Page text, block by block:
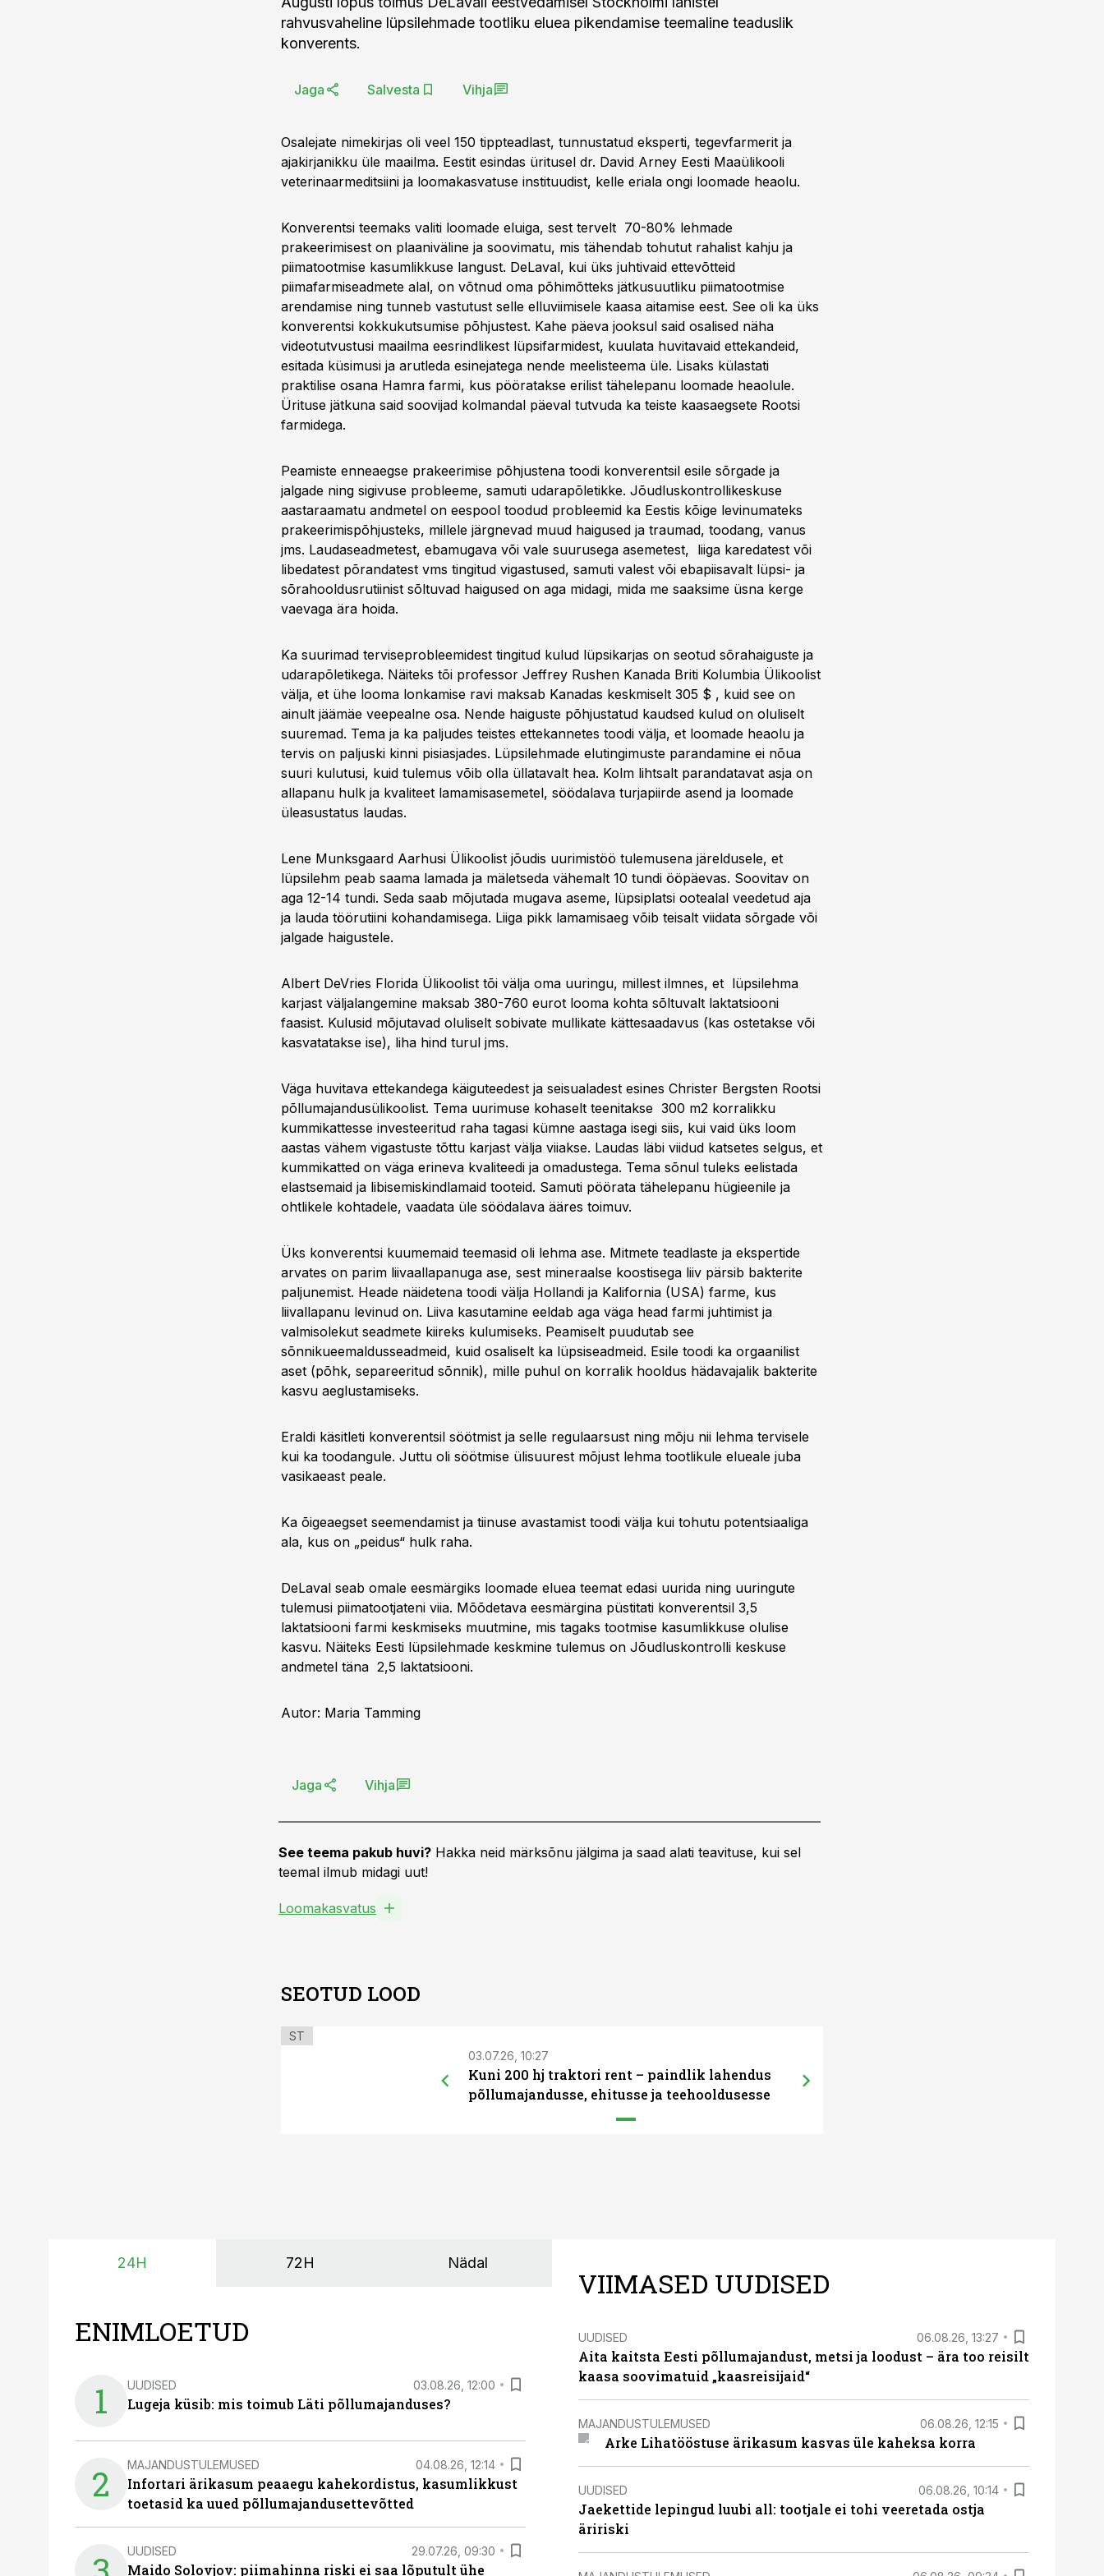
rahvusvaheline lüpsilehmade tootliku eluea pikendamise teemaline teaduslik
konverents.
Jaga Salvesta Vihja
Osalejate nimekirjas oli veel 150 tippteadlast, tunnustatud eksperti, tegevfarmerit ja
ajakirjanikku üle maailma. Eestit esindas üritusel dr. David Arney Eesti Maaülikooli
veterinaarmeditsiini ja loomakasvatuse instituudist, kelle eriala ongi loomade heaolu.
Konverentsi teemaks valiti loomade eluiga, sest tervelt 70-80% lehmade
prakeerimisest on plaaniväline ja soovimatu, mis tähendab tohutut rahalist kahju ja
piimatootmise kasumlikkuse langust. DeLaval, kui üks juhtivaid ettevõtteid
piimafarmiseadmete alal, on võtnud oma põhimõtteks jätkusuutliku piimatootmise
arendamise ning tunneb vastutust selle elluviimisele kaasa aitamise eest. See oli ka üks
konverentsi kokkukutsumise põhjustest. Kahe päeva jooksul said osalised näha
videotutvustusi maailma eesrindlikest lüpsifarmidest, kuulata huvitavaid ettekandeid,
esitada küsimusi ja arutleda esinejatega nende meelisteema üle. Lisaks külastati
praktilise osana Hamra farmi, kus pööratakse erilist tähelepanu loomade heaolule.
Ürituse jätkuna said soovijad kolmandal päeval tutvuda ka teiste kaasaegsete Rootsi
farmidega.
Peamiste enneaegse prakeerimise põhjustena toodi konverentsil esile sõrgade ja
jalgade ning sigivuse probleeme, samuti udarapõletikke. Jõudluskontrollikeskuse
aastaraamatu andmetel on eespool toodud probleemid ka Eestis kõige levinumateks
prakeerimispõhjusteks, millele järgnevad muud haigused ja traumad, toodang, vanus
jms. Laudaseadmetest, ebamugava või vale suurusega asemetest, liiga karedatest või
libedatest põrandatest vms tingitud vigastused, samuti valest või ebapiisavalt lüpsi- ja
sõrahooldusrutiinist sõltuvad haigused on aga midagi, mida me saaksime üsna kerge
vaevaga ära hoida.
Ka suurimad terviseprobleemidest tingitud kulud lüpsikarjas on seotud sõrahaiguste ja
udarapõletikega. Näiteks tõi professor Jeffrey Rushen Kanada Briti Kolumbia Ülikoolist
välja, et ühe looma lonkamise ravi maksab Kanadas keskmiselt 305 $ , kuid see on
ainult jäämäe veepealne osa. Nende haiguste põhjustatud kaudsed kulud on oluliselt
suuremad. Tema ja ka paljudes teistes ettekannetes toodi välja, et loomade heaolu ja
tervis on paljuski kinni pisiasjades. Lüpsilehmade elutingimuste parandamine ei nõua
suuri kulutusi, kuid tulemus võib olla üllatavalt hea. Kolm lihtsalt parandatavat asja on
allapanu hulk ja kvaliteet lamamisasemetel, söödalava turjapiirde asend ja loomade
üleasustatus laudas.
Lene Munksgaard Aarhusi Ülikoolist jõudis uurimistöö tulemusena järeldusele, et
lüpsilehm peab saama lamada ja mäletseda vähemalt 10 tundi ööpäevas. Soovitav on
aga 12-14 tundi. Seda saab mõjutada mugava aseme, lüpsiplatsi ootealal veedetud aja
ja lauda töörutiini kohandamisega. Liiga pikk lamamisaeg võib teisalt viidata sõrgade või
jalgade haigustele.
Albert DeVries Florida Ülikoolist tõi välja oma uuringu, millest ilmnes, et lüpsilehma
karjast väljalangemine maksab 380-760 eurot looma kohta sõltuvalt laktatsiooni
faasist. Kulusid mõjutavad oluliselt sobivate mullikate kättesaadavus (kas ostetakse või
kasvatatakse ise), liha hind turul jms.
Väga huvitava ettekandega käiguteedest ja seisualadest esines Christer Bergsten Rootsi
põllumajandusülikoolist. Tema uurimuse kohaselt teenitakse 300 m2 korralikku
kummikattesse investeeritud raha tagasi kümne aastaga isegi siis, kui vaid üks loom
aastas vähem vigastuste tõttu karjast välja viiakse. Laudas läbi viidud katsetes selgus, et
kummikatted on väga erineva kvaliteedi ja omadustega. Tema sõnul tuleks eelistada
elastsemaid ja libisemiskindlamaid tooteid. Samuti pöörata tähelepanu hügieenile ja
ohtlikele kohtadele, vaadata üle söödalava ääres toimuv.
Üks konverentsi kuumemaid teemasid oli lehma ase. Mitmete teadlaste ja ekspertide
arvates on parim liivaallapanuga ase, sest mineraalse koostisega liiv pärsib bakterite
paljunemist. Heade näidetena toodi välja Hollandi ja Kalifornia (USA) farme, kus
liivallapanu levinud on. Liiva kasutamine eeldab aga väga head farmi juhtimist ja
valmisolekut seadmete kiireks kulumiseks. Peamiselt puudutab see
sõnnikueemaldusseadmeid, kuid osaliselt ka lüpsiseadmeid. Esile toodi ka orgaanilist
aset (põhk, separeeritud sõnnik), mille puhul on korralik hooldus hädavajalik bakterite
kasvu aeglustamiseks.
Eraldi käsitleti konverentsil söötmist ja selle regulaarsust ning mõju nii lehma tervisele
kui ka toodangule. Juttu oli söötmise ülisuurest mõjust lehma tootlikule elueale juba
vasikaeast peale.
Ka õigeaegset seemendamist ja tiinuse avastamist toodi välja kui tohutu potentsiaaliga
ala, kus on „peidus“ hulk raha.
DeLaval seab omale eesmärgiks loomade eluea teemat edasi uurida ning uuringute
tulemusi piimatootjateni viia. Mõõdetava eesmärgina püstitati konverentsil 3,5
laktatsiooni farmi keskmiseks muutmine, mis tagaks tootmise kasumlikkuse olulise
kasvu. Näiteks Eesti lüpsilehmade keskmine tulemus on Jõudluskontrolli keskuse
andmetel täna 2,5 laktatsiooni.
Autor: Maria Tamming
Jaga Vihja
See teema pakub huvi? Hakka neid märksõnu jälgima ja saad alati teavituse, kui sel
teemal ilmub midagi uut!
Loomakasvatus
SEOTUD LOOD
ST
03.07.26, 10:27
Kuni 200 hj traktori rent – paindlik lahendus
põllumajandusse, ehitusse ja teehooldusesse
24H 72H Nädal
ENIMLOETUD
1 UUDISED 03.08.26, 12:00
Lugeja küsib: mis toimub Läti põllumajanduses?
2 MAJANDUSTULEMUSED 04.08.26, 12:14
Infortari ärikasum peaaegu kahekordistus, kasumlikkust
toetasid ka uued põllumajandusettevõtted
UUDISED 29.07.26, 09:30
Maido Solovjov: piimahinna riski ei saa lõputult ühe
VIIMASED UUDISED
UUDISED 06.08.26, 13:27
Aita kaitsta Eesti põllumajandust, metsi ja loodust – ära too reisilt
kaasa soovimatuid „kaasreisijaid“
MAJANDUSTULEMUSED 06.08.26, 12:15
Arke Lihatööstuse ärikasum kasvas üle kaheksa korra
UUDISED 06.08.26, 10:14
Jaekettide lepingud luubi all: tootjale ei tohi veeretada ostja
äririski